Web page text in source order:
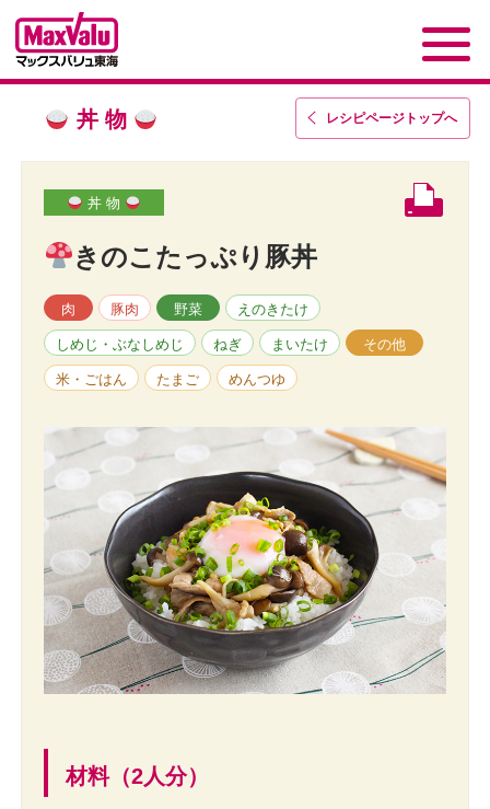
レシピページトップへ
丼 物
丼 物
きのこたっぷり豚丼
肉 豚肉 野菜 えのきたけ
しめじ・ぶなしめじ ねぎ まいたけ その他
米・ごはん たまご めんつゆ
材料（2人分）